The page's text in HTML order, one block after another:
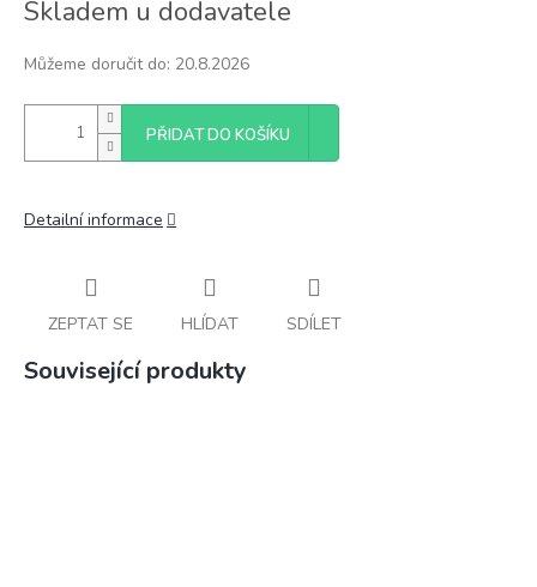
cena:
Skladem u dodavatele
Můžeme doručit do: 20.8.2026
PŘIDAT DO KOŠÍKU
Detailní informace
ZEPTAT SE HLÍDAT SDÍLET
Související produkty